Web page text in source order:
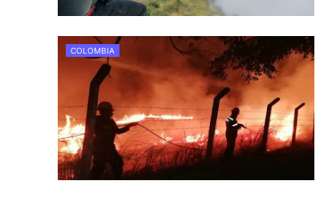
COLOMBIA